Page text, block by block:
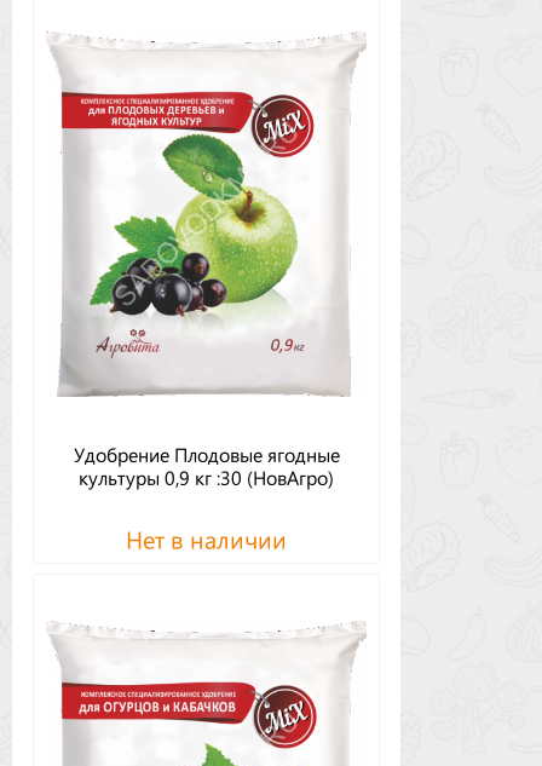
Удобрение Плодовые ягодные
культуры 0,9 кг :30 (НовАгро)
Нет в наличии